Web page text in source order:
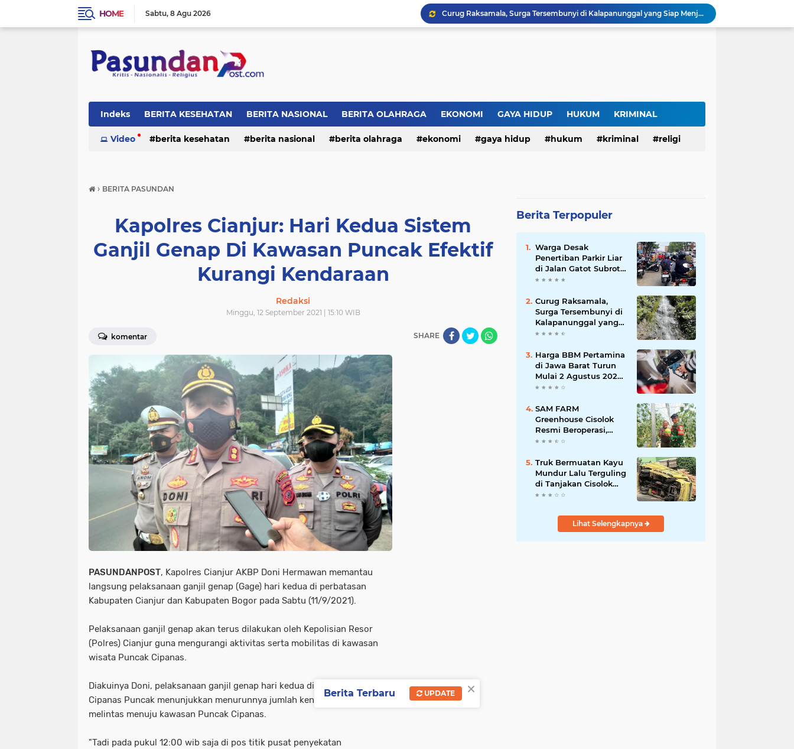
HOME Sabtu 8 Agu 2026
Curug Raksamala, Surga Tersembunyi di Kalapanunggal yang Siap Menjadi Ikon Wisata Alam Baru Kabupaten Sukabumi
Budaya Transparansi Dedi Mulyadi Menular ke ASN Jabar, Penataan Jalan Radjiman Kini Dilaporkan Real Time ke Publik
SAM FARM Greenhouse Cisolok Resmi Beroperasi, Hadirkan Wisata Petik Melon Premium dan Edukasi Pertanian Modern di Sukabumi
Indeks BERITA KESEHATAN BERITA NASIONAL BERITA OLAHRAGA EKONOMI GAYA HIDUP HUKUM KRIMINAL
RELIGI
Video berita kesehatan berita nasional berita olahraga ekonomi gaya hidup hukum kriminal religi
› BERITA PASUNDAN
Kapolres Cianjur: Hari Kedua Sistem
Ganjil Genap Di Kawasan Puncak Efektif
Kurangi Kendaraan
Redaksi
Minggu, 12 September 2021 | 15:10 WIB
komentar SHARE
PASUNDANPOST, Kapolres Cianjur AKBP Doni Hermawan memantau
langsung pelaksanaan ganjil genap (Gage) hari kedua di perbatasan
Kabupaten Cianjur dan Kabupaten Bogor pada Sabtu (11/9/2021).
Pelaksanaan ganjil genap akan terus dilakukan oleh Kepolisian Resor
(Polres) Cianjur guna mengurangi aktivitas serta mobilitas di kawasan
wisata Puncak Cipanas.
Diakuinya Doni, pelaksanaan ganjil genap hari kedua di Jalan Raya
Cipanas Puncak menunjukkan menurunnya jumlah kendaraan yang
melintas menuju kawasan Puncak Cipanas.
"Tadi pada pukul 12:00 wib saja di pos titik pusat penyekatan
Berita Terpopuler
Warga Desak
Penertiban Parkir Liar
di Jalan Gatot Subroto
Bandung, Kemacetan
Mengkhawatirkan
Curug Raksamala,
Surga Tersembunyi di
Kalapanunggal yang
Siap Menjadi Ikon
Kabupaten Sukabumi
Harga BBM Pertamina
di Jawa Barat Turun
Mulai 2 Agustus 2026,
Pertamax Jadi
Daftar Harga Terbaru
SAM FARM
Greenhouse Cisolok
Resmi Beroperasi,
Hadirkan Wisata Petik
Edukasi Pertanian
Modern di Sukabumi
Truk Bermuatan Kayu
Mundur Lalu Terguling
di Tanjakan Cisolok
Sukabumi, Polisi:
Menanjak
Lihat Selengkapnya
×
Berita Terbaru UPDATE